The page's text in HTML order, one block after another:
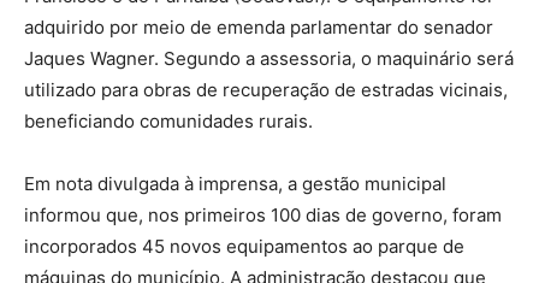
adquirido por meio de emenda parlamentar do senador
Jaques Wagner. Segundo a assessoria, o maquinário será
utilizado para obras de recuperação de estradas vicinais,
beneficiando comunidades rurais.
Em nota divulgada à imprensa, a gestão municipal
informou que, nos primeiros 100 dias de governo, foram
incorporados 45 novos equipamentos ao parque de
máquinas do município. A administração destacou que